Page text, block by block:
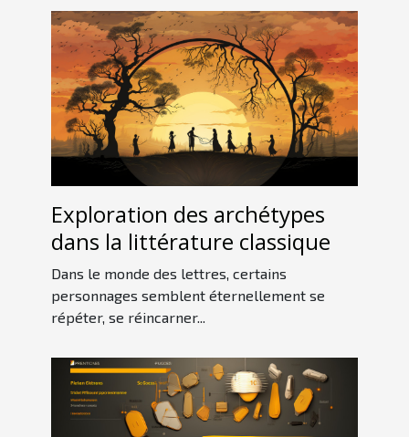
Exploration des archétypes
dans la littérature classique
Dans le monde des lettres, certains
personnages semblent éternellement se
répéter, se réincarner...